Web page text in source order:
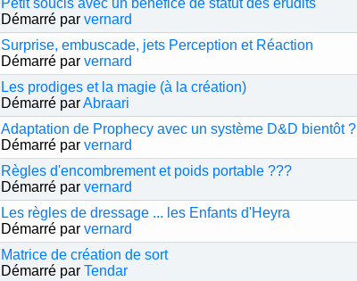
Petit soucis avec un bénéfice de statut des érudits
Démarré parvernard
Surprise, embuscade, jets Perception et Réaction
Démarré parvernard
Les prodiges et la magie (à la création)
Démarré parAbraari
Adaptation de Prophecy avec un système D&D bientôt ?
Démarré parvernard
Règles d'encombrement et poids portable ???
Démarré parvernard
Les règles de dressage ... les Enfants d'Heyra
Démarré parvernard
Matrice de création de sort
Démarré parTendar